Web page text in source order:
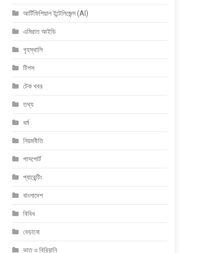
আর্টিফিশিয়াল ইন্টেলিজেন্স (AI)
এমিরাত আইডি
গৃহস্থালি
টিপস
টেক খবর
তথ্য
ধর্ম
নিয়মনীতি
পাসপোর্ট
প্যারেন্টিং
বাংলাদেশ
বিবিধ
বেড়ানো
ভাত ও বিরিয়ানি